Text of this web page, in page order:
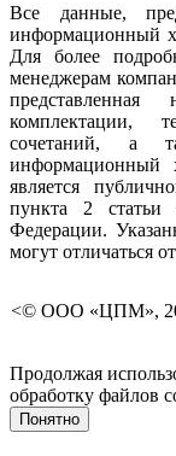
Все данные,
информационный
Для более
менеджерам
комплектации,
сочетаний, а
информационный
является
пункта 2 статьи
Федерации.
могут отличаться
<© ООО «ЦПМ»,
Продолжая
обработку файлов
Понятно